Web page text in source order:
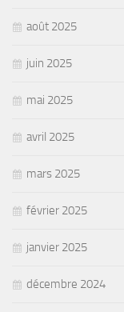
août 2025
juin 2025
mai 2025
avril 2025
mars 2025
février 2025
janvier 2025
décembre 2024